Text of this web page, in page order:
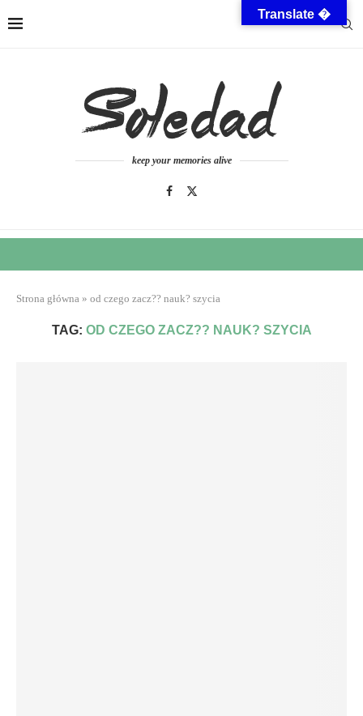
keep your memories alive
Strona główna » od czego zacz?? nauk? szycia
TAG: OD CZEGO ZACZ?? NAUK? SZYCIA
Translate �